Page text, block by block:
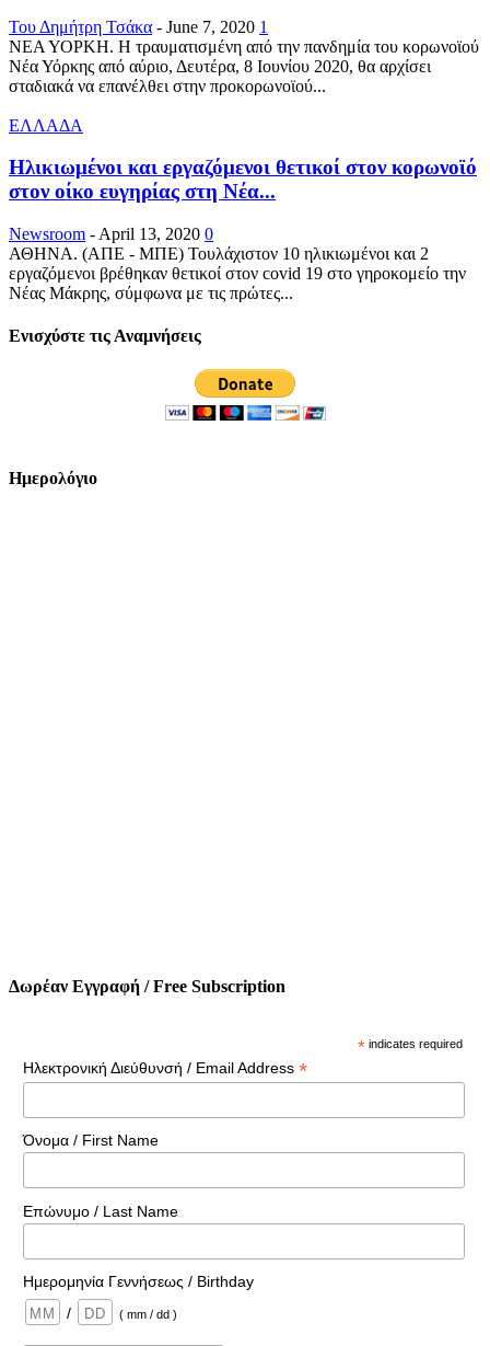
Του Δημήτρη Τσάκα - June 7, 2020 1
ΝΕΑ ΥΟΡΚΗ. Η τραυματισμένη από την πανδημία του κορωνοϊού
Νέα Υόρκης από αύριο, Δευτέρα, 8 Ιουνίου 2020, θα αρχίσει
σταδιακά να επανέλθει στην προκορωνοϊού...
ΕΛΛΑΔΑ
Ηλικιωμένοι και εργαζόμενοι θετικοί στον κορωνοϊό
στον οίκο ευγηρίας στη Νέα...
Newsroom - April 13, 2020 0
ΑΘΗΝΑ. (ΑΠΕ - ΜΠΕ) Τουλάχιστον 10 ηλικιωμένοι και 2
εργαζόμενοι βρέθηκαν θετικοί στον covid 19 στο γηροκομείο την
Νέας Μάκρης, σύμφωνα με τις πρώτες...
Ενισχύστε τις Αναμνήσεις
Ημερολόγιο
Δωρέαν Εγγραφή / Free Subscription
* indicates required
Ηλεκτρονική Διεύθυνσή / Email Address *
Όνομα / First Name
Επώνυμο / Last Name
Ημερομηνία Γεννήσεως / Birthday
/
( mm / dd )